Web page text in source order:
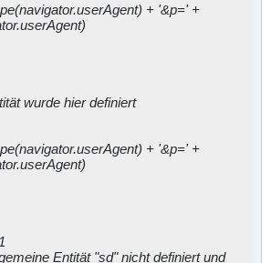
+ '&p=' +
wurde hier definiert
+ '&p=' +
Entität "sd" nicht definiert und